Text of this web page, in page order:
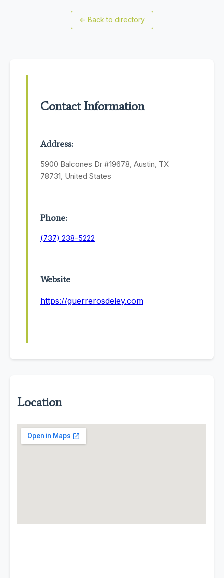
← Back to directory
Contact Information
Address:
5900 Balcones Dr #19678, Austin, TX
78731, United States
Phone:
(737) 238-5222
Website
https://guerrerosdeley.com
Location